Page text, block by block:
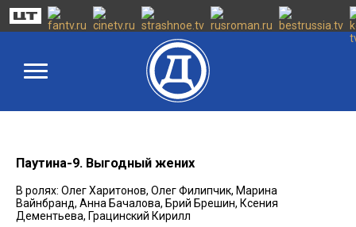
Паутина-9. Выгодный жених
В ролях: Олег Харитонов, Олег Филипчик, Марина
Вайнбранд, Анна Бачалова, Брий Брешин, Ксения
Дементьева, Грацинский Кирилл